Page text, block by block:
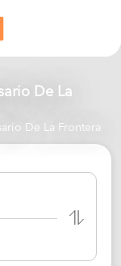
De La
De La Frontera